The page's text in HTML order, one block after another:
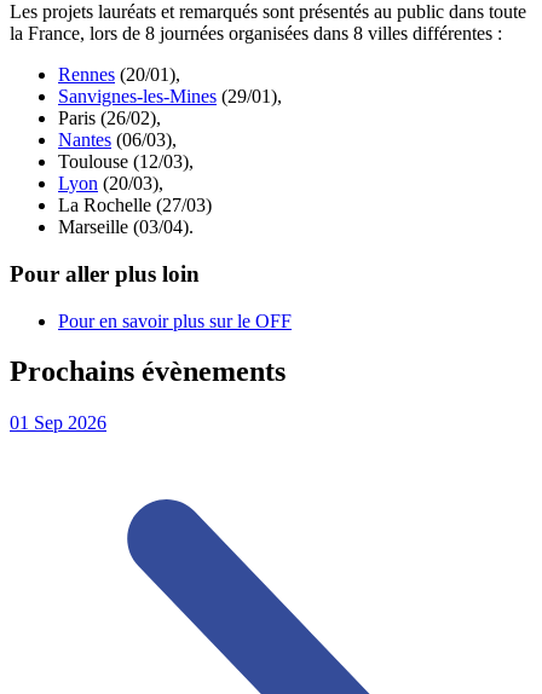
Les projets lauréats et remarqués sont présentés au public dans toute
la France, lors de 8 journées organisées dans 8 villes différentes :
Rennes (20/01),
Sanvignes-les-Mines (29/01),
Paris (26/02),
Nantes (06/03),
Toulouse (12/03),
Lyon (20/03),
La Rochelle (27/03)
Marseille (03/04).
Pour aller plus loin
Pour en savoir plus sur le OFF
Prochains évènements
01 Sep 2026